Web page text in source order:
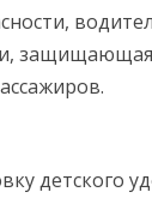
детского